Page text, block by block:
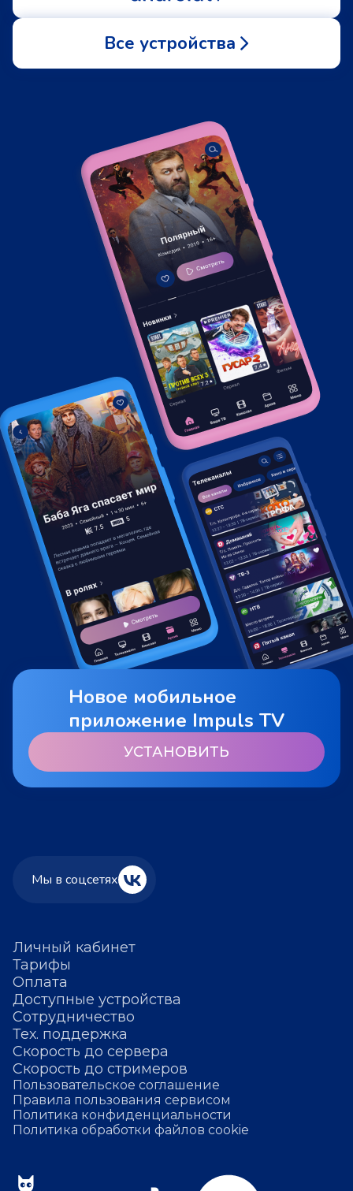
Все устройства
Новое мобильное
приложение Impuls TV
УСТАНОВИТЬ
Личный кабинет
Тарифы
Оплата
Доступные устройства
Сотрудничество
Тех. поддержка
Скорость до сервера
Скорость до стримеров
Пользовательское соглашение
Правила пользования сервисом
Политика конфиденциальности
Политика обработки файлов cookie
Мы в соцсетях